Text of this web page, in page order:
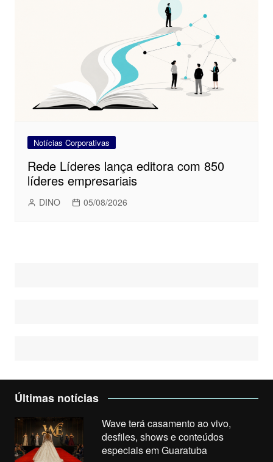
Notícias Corporativas
Rede Líderes lança editora com 850
líderes empresariais
DINO 05/08/2026
Últimas notícias
Wave terá casamento ao vivo,
desfiles, shows e conteúdos
especiais em Guaratuba